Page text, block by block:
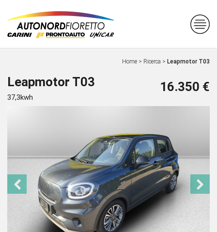
Home > Ricerca > Leapmotor T03
Leapmotor T03
37,3kwh
16.350 €